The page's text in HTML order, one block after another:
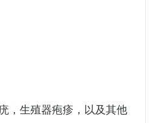
，生殖器疱疹，以及其他